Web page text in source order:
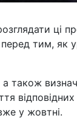
ці
перед тим,
також
відповідних
у жовтні.